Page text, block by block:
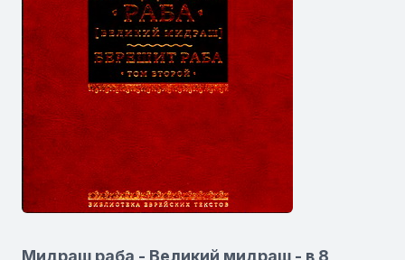
Мидраш раба - Великий мидраш - в 8